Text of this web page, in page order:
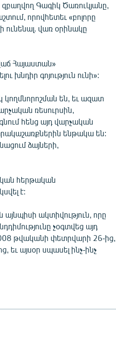
Գագիկ Ծառուկյանը,
որովհետեւ «բոլորը
ունենալ. վառ օրինակը
Հայաստան»
խնդիր գոյություն ունի»:
կողմնորոշման են, եւ ազատ
ռեսուրսին,
հենց այդ վարչական
ենթակա են:
ձայների,
հերթական
է:
ակտիվություն, որը
չօգտվեց այդ
թվականի փետրվարի 26-ից,
եւ այսօր սպասել ինչ-ինչ